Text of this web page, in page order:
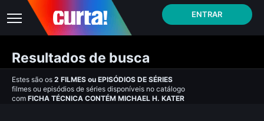
ENTRAR
Resultados de busca
Estes são os 2 FILMES ou EPISÓDIOS DE SÉRIES
filmes ou episódios de séries disponíveis no catálogo
com FICHA TÉCNICA CONTÉM MICHAEL H. KATER